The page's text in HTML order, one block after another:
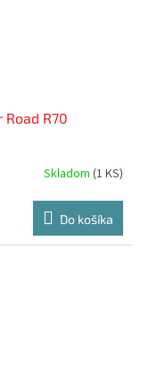
Road R70
Skladom (1 KS)
Do košíka